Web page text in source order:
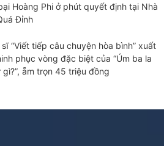
Hoàng Phi ở phút quyết định tại Nhà
Đỉnh
“Viết tiếp câu chuyện hòa bình” xuất
phục vòng đặc biệt của “Úm ba la
gì?”, ẵm trọn 45 triệu đồng